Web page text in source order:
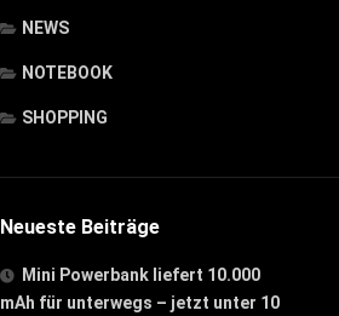
NEWS
NOTEBOOK
SHOPPING
Neueste Beiträge
Mini Powerbank liefert 10.000
mAh für unterwegs – jetzt unter 10